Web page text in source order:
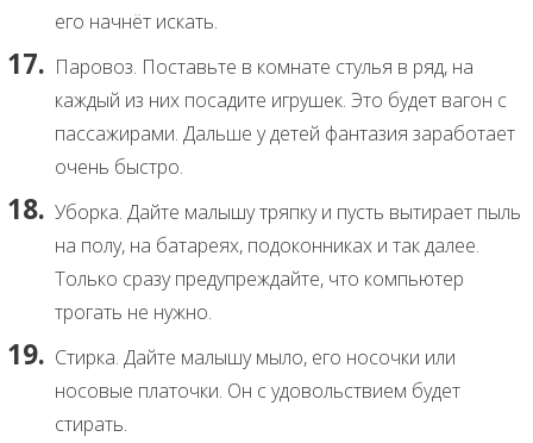
его начнёт искать.
Паровоз. Поставьте в комнате стулья в ряд, на
каждый из них посадите игрушек. Это будет вагон с
пассажирами. Дальше у детей фантазия заработает
очень быстро.
Уборка. Дайте малышу тряпку и пусть вытирает пыль
на полу, на батареях, подоконниках и так далее.
Только сразу предупреждайте, что компьютер
трогать не нужно.
Стирка. Дайте малышу мыло, его носочки или
носовые платочки. Он с удовольствием будет
стирать.